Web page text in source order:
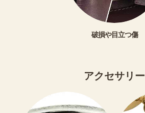
破損や目立つ傷
アクセサリー